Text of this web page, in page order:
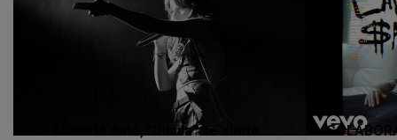
De această dată, "Dilaila" se simte